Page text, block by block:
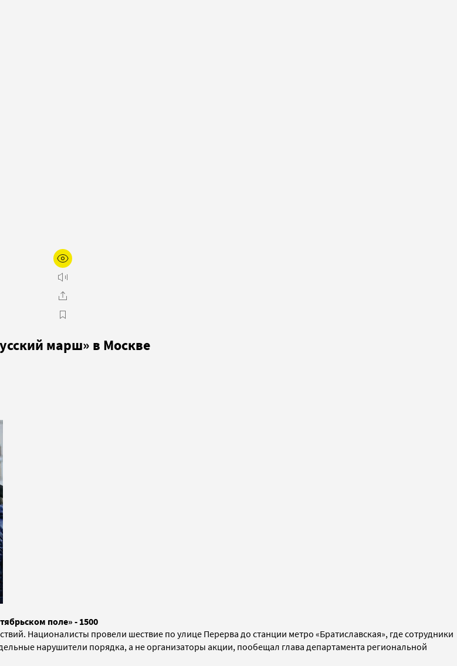
марш» в Москве
поле» - 1500
Националисты провели шествие по улице Перерва до станции метро «Братиславская», где сотрудники
нарушители порядка, а не организаторы акции, пообещал глава департамента региональной